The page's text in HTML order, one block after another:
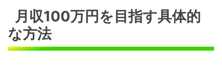
月収100万円を目指す具体的
な方法